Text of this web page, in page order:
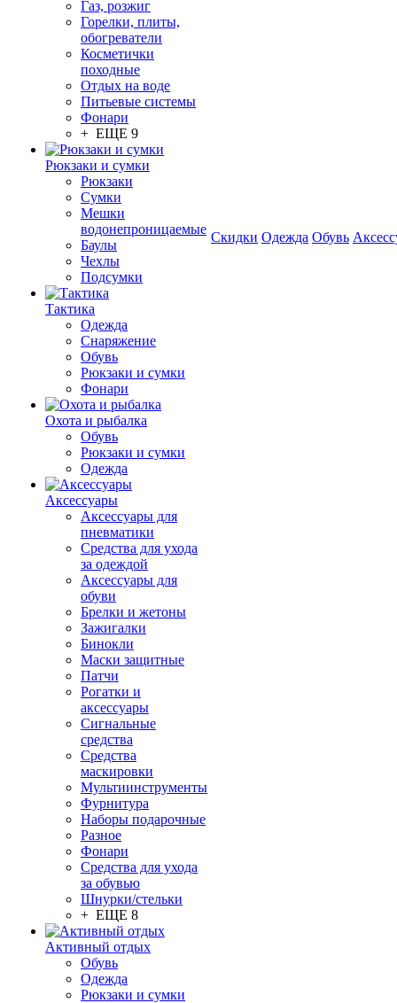
Газ, розжиг
Горелки, плиты,
обогреватели
Косметички
походные
Отдых на воде
Питьевые системы
Фонари
+ ЕЩЕ 9
Рюкзаки и сумки
Рюкзаки
Сумки
Мешки
водонепроницаемые
Баулы
Чехлы
Подсумки
Тактика
Одежда
Снаряжение
Обувь
Рюкзаки и сумки
Фонари
Охота и рыбалка
Обувь
Рюкзаки и сумки
Одежда
Аксессуары
Аксессуары для
пневматики
Средства для ухода
за одеждой
Аксессуары для
обуви
Брелки и жетоны
Зажигалки
Бинокли
Маски защитные
Патчи
Рогатки и
аксессуары
Сигнальные
средства
Средства
маскировки
Мультиинструменты
Фурнитура
Наборы подарочные
Разное
Фонари
Средства для ухода
за обувью
Шнурки/стельки
+ ЕЩЕ 8
Активный отдых
Обувь
Одежда
Рюкзаки и сумки
Скидки Одежда Обувь